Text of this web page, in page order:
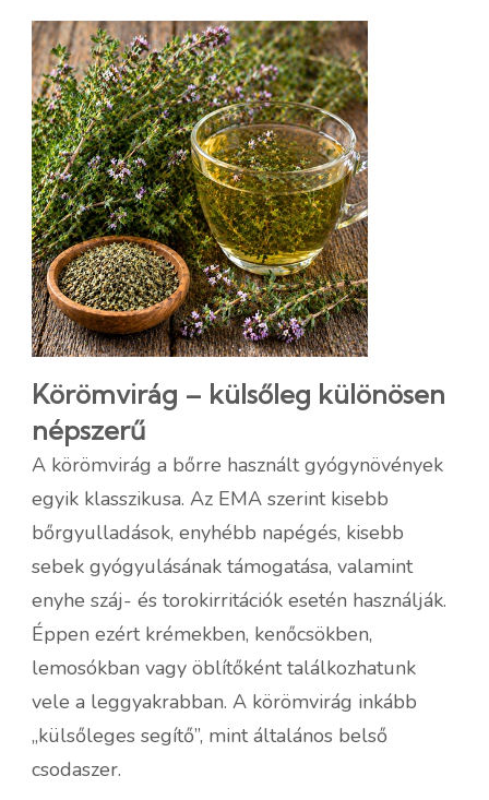
Körömvirág – külsőleg különösen
népszerű
A körömvirág a bőrre használt gyógynövények
egyik klasszikusa. Az EMA szerint kisebb
bőrgyulladások, enyhébb napégés, kisebb
sebek gyógyulásának támogatása, valamint
enyhe száj- és torokirritációk esetén használják.
Éppen ezért krémekben, kenőcsökben,
lemosókban vagy öblítőként találkozhatunk
vele a leggyakrabban. A körömvirág inkább
„külsőleges segítő”, mint általános belső
csodaszer.